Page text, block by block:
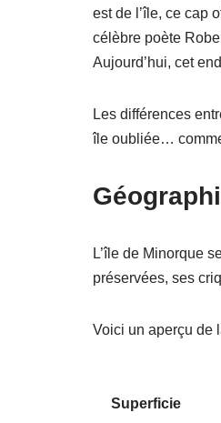
est de l’île, ce cap
célèbre poète
Aujourd’hui, cet
Les différences
île oubliée…
L’île de Minorque
préservées, ses
Voici un aperçu de
Superficie